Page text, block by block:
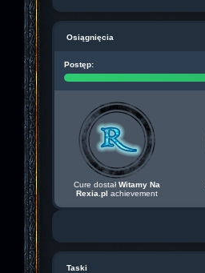
Osiągnięcia
Postęp:
Cure dostał Witamy Na
Rexia.pl achievement
Taski